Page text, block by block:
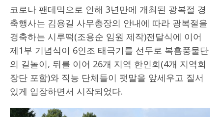
코로나 팬데믹으로 인해 3년만에 개최된 광복절 경
축행사는 김용길 사무총장의 안내에 따라 광복절을
경축하는 시루떡(조용순 임원 제작)전달식에 이어
제1부 기념식이 6인조 태극기를 선두로 복흠풍물단
의 길놀이, 뒤를 이어 26개 지역 한인회(4개 지역회
장단 포함)와 직능 단체들이 팻말을 앞세우고 질서
있게 입장하면서 시작되었다.